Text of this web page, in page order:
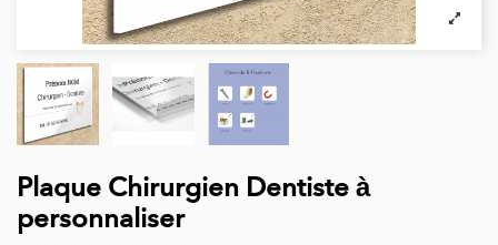
Plaque Chirurgien Dentiste à
personnaliser